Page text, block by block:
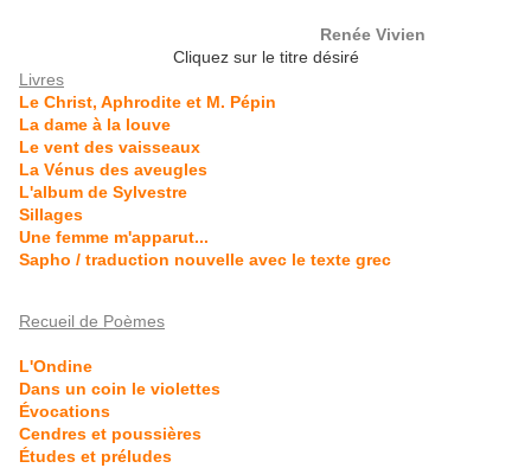
Renée Vivien
Cliquez sur le titre désiré
Livres
Le Christ, Aphrodite et M. Pépin
La dame à la louve
Le vent des vaisseaux
La Vénus des aveugles
L'album de Sylvestre
Sillages
Une femme m'apparut...
Sapho / traduction nouvelle avec le texte grec
Recueil de Poèmes
L'Ondine
Dans un coin le violettes
Évocations
Cendres et poussières
Études et préludes